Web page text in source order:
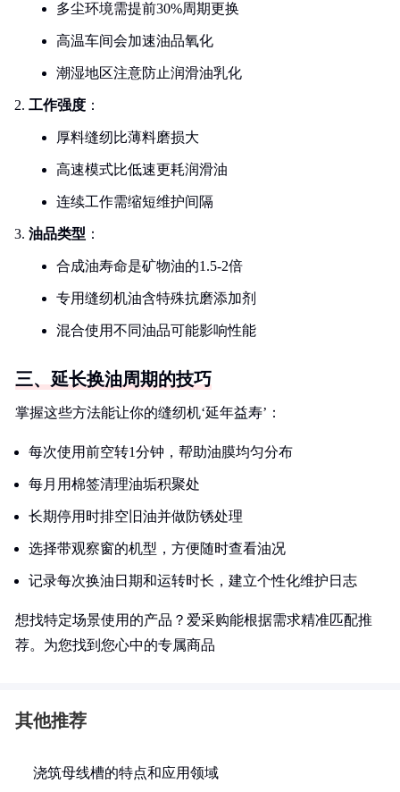
多尘环境需提前30%周期更换
高温车间会加速油品氧化
潮湿地区注意防止润滑油乳化
工作强度 ：
厚料缝纫比薄料磨损大
高速模式比低速更耗润滑油
连续工作需缩短维护间隔
油品类型 ：
合成油寿命是矿物油的1.5-2倍
专用缝纫机油含特殊抗磨添加剂
混合使用不同油品可能影响性能
三、延长换油周期的技巧
掌握这些方法能让你的缝纫机‘延年益寿’：
每次使用前空转1分钟，帮助油膜均匀分布
每月用棉签清理油垢积聚处
长期停用时排空旧油并做防锈处理
选择带观察窗的机型，方便随时查看油况
记录每次换油日期和运转时长，建立个性化维护日志
想找特定场景使用的产品？爱采购能根据需求精准匹配推
荐。为您找到您心中的专属商品
其他推荐
浇筑母线槽的特点和应用领域